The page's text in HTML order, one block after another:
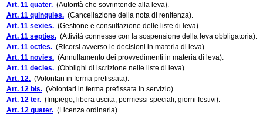
Art. 11 quater. (Autorità che sovrintende alla leva).
Art. 11 quinquies. (Cancellazione della nota di renitenza).
Art. 11 sexies. (Gestione e consultazione delle liste di leva).
Art. 11 septies. (Attività connesse con la sospensione della leva obbligatoria).
Art. 11 octies. (Ricorsi avverso le decisioni in materia di leva).
Art. 11 novies. (Annullamento dei provvedimenti in materia di leva).
Art. 11 decies. (Obblighi di iscrizione nelle liste di leva).
Art. 12. (Volontari in ferma prefissata).
Art. 12 bis. (Volontari in ferma prefissata in servizio).
Art. 12 ter. (Impiego, libera uscita, permessi speciali, giorni festivi).
Art. 12 quater. (Licenza ordinaria).